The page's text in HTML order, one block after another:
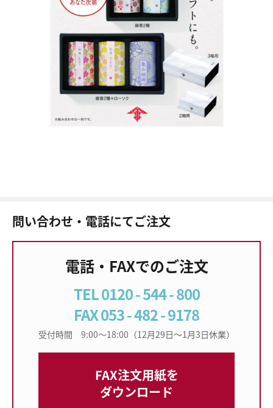
問い合わせ・電話にてご注文
電話・FAXでのご注文
TEL 0120 - 544 - 800
FAX 053 - 482 - 9178
受付時間 9:00〜18:00（12月29日〜1月3日休業）
FAX注文用紙を
ダウンロード